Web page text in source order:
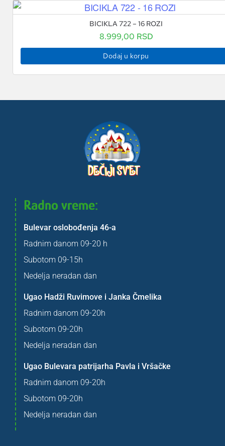
BICIKLA 722 – 16 ROZI
8.999,00 RSD
Dodaj u korpu
Radno vreme:
Bulevar oslobođenja 46-a
Radnim danom 09-20 h
Subotom 09-15h
Nedelja neradan dan
Ugao Hadži Ruvimove i Janka Čmelika
Radnim danom 09-20h
Subotom 09-20h
Nedelja neradan dan
Ugao Bulevara patrijarha Pavla i Vršačke
Radnim danom 09-20h
Subotom 09-20h
Nedelja neradan dan